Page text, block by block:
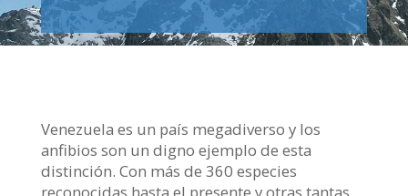
Venezuela es un país megadiverso y los
anfibios son un digno ejemplo de esta
distinción. Con más de 360 especies